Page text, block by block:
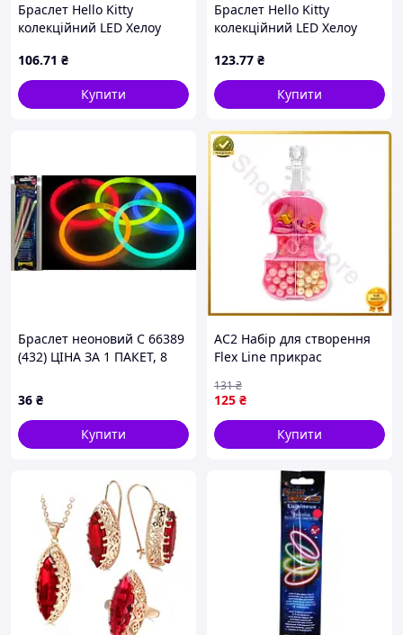
Браслет Hello Kitty
колекційний LED Хелоу
COOL THINGS
106.71 ₴
Купити
Браслет Hello Kitty
колекційний LED Хелоу
COOL THINGS
123.77 ₴
Купити
Браслет неоновий С 66389
(432) ЦІНА ЗА 1 ПАКЕТ, 8
36 ₴
Купити
AC2 Набір для створення
Flex Line прикрас
для біжутерії для творчості
та хобі п DE
125 ₴
131₴
Купити